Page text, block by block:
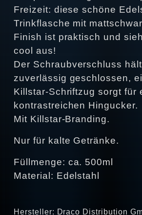
Freizeit: diese schöne
Trinkflasche mit
Finish ist praktisch und
cool aus!
Der Schraubverschluss
zuverlässig geschlossen,
Killstar-Schriftzug sorgt für
kontrastreichen Hingucker.
Mit Killstar-Branding.
Nur für kalte Getränke.
Füllmenge: ca. 500ml
Material: Edelstahl
Hersteller: Draco Distribution